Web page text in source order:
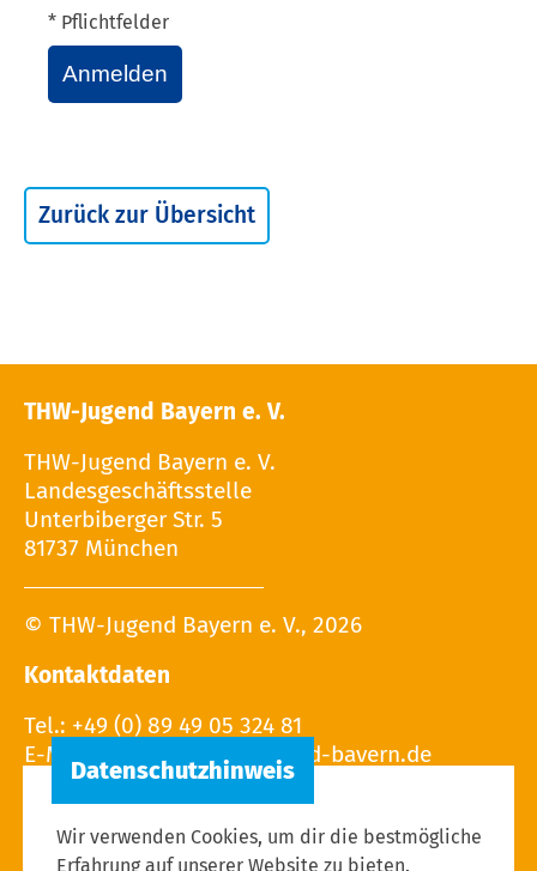
* Pflichtfelder
Anmelden
Zurück zur Übersicht
THW-Jugend Bayern e. V.
THW-Jugend Bayern e. V.
Landesgeschäftsstelle
Unterbiberger Str. 5
81737 München
© THW-Jugend Bayern e. V., 2026
Kontaktdaten
Tel.: +49 (0) 89 49 05 324 81
E-Mail:
Wir verwenden Cookies, um dir die bestmögliche
Erfahrung auf unserer Website zu bieten.